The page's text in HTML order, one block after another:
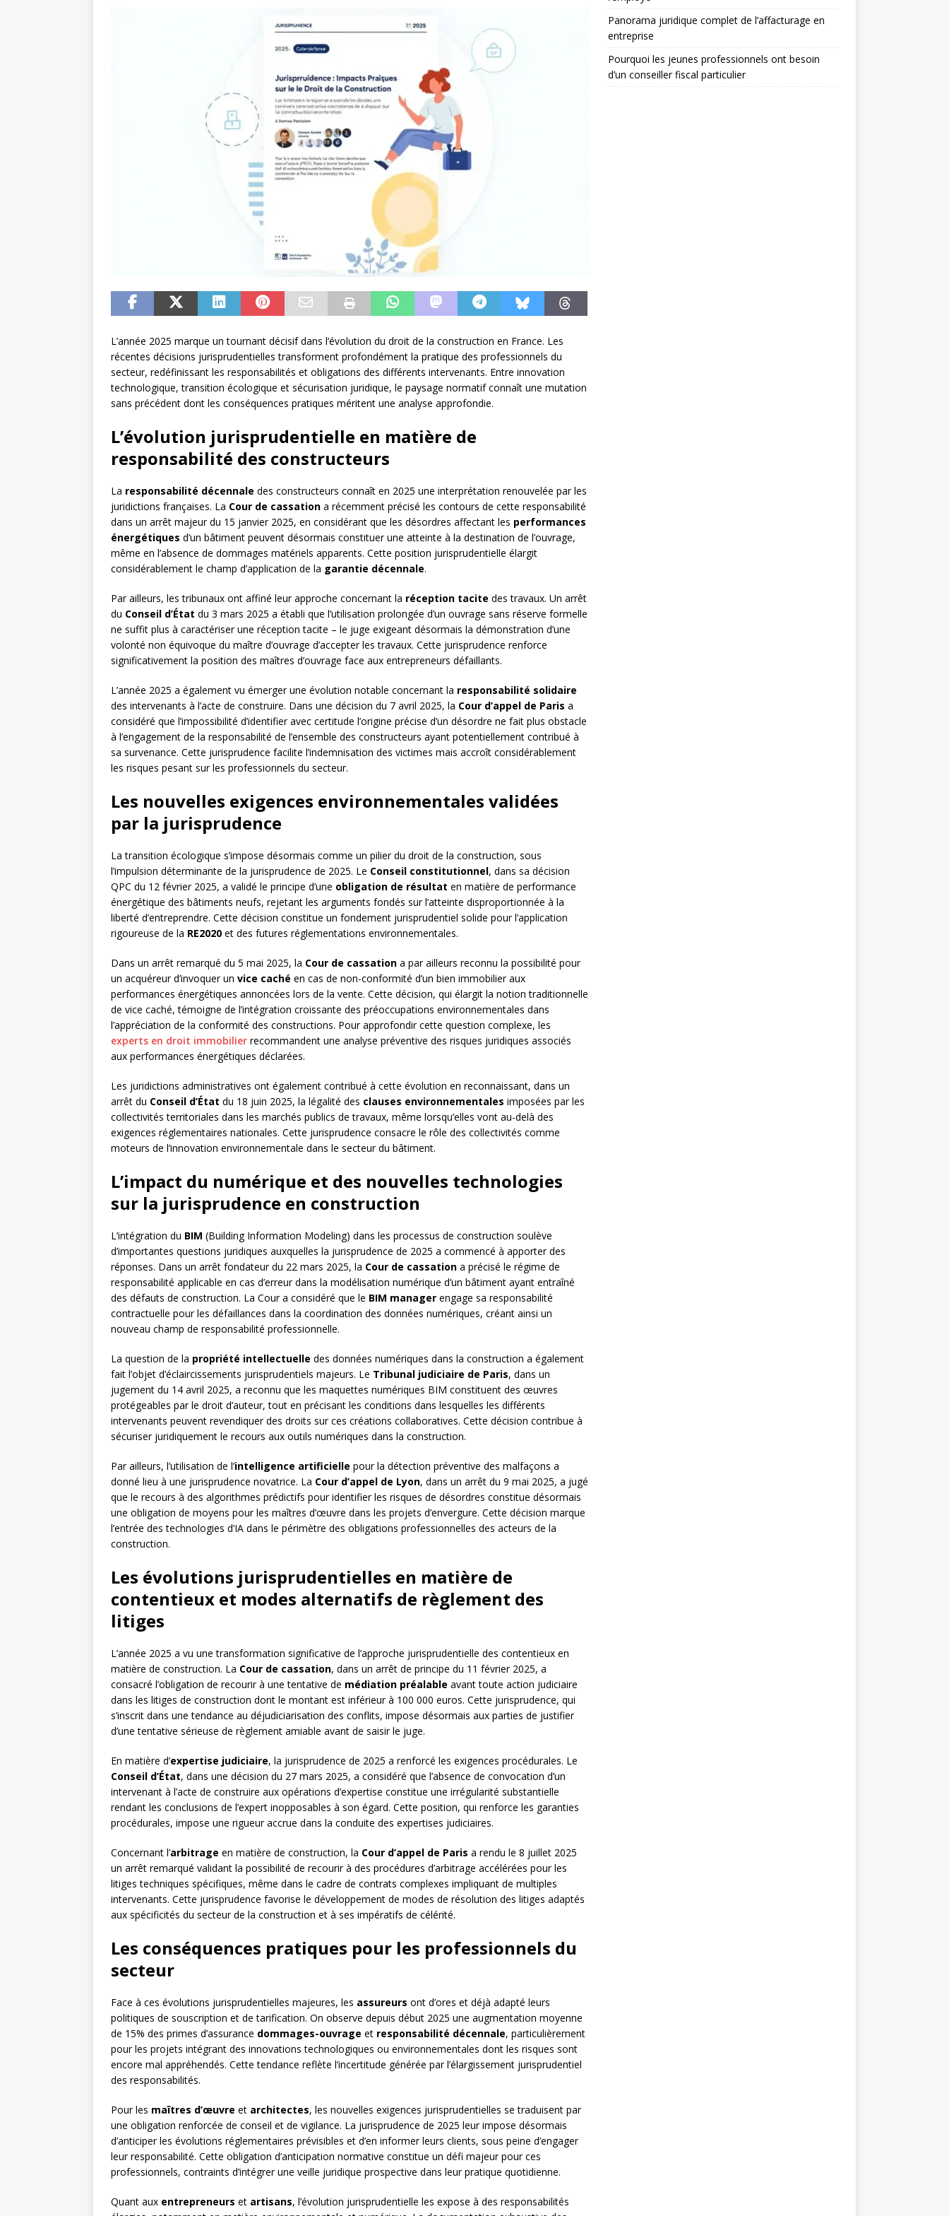
L’année 2025 marque un tournant décisif dans l’évolution du droit de la construction en France. Les
récentes décisions jurisprudentielles transforment profondément la pratique des professionnels du
secteur, redéfinissant les responsabilités et obligations des différents intervenants. Entre innovation
technologique, transition écologique et sécurisation juridique, le paysage normatif connaît une mutation
sans précédent dont les conséquences pratiques méritent une analyse approfondie.
L’évolution jurisprudentielle en matière de
responsabilité des constructeurs
La responsabilité décennale des constructeurs connaît en 2025 une interprétation renouvelée par les
juridictions françaises. La Cour de cassation a récemment précisé les contours de cette responsabilité
dans un arrêt majeur du 15 janvier 2025, en considérant que les désordres affectant les performances
énergétiques d’un bâtiment peuvent désormais constituer une atteinte à la destination de l’ouvrage,
même en l’absence de dommages matériels apparents. Cette position jurisprudentielle élargit
considérablement le champ d’application de la garantie décennale.
Par ailleurs, les tribunaux ont affiné leur approche concernant la réception tacite des travaux. Un arrêt
du Conseil d’État du 3 mars 2025 a établi que l’utilisation prolongée d’un ouvrage sans réserve formelle
ne suffit plus à caractériser une réception tacite – le juge exigeant désormais la démonstration d’une
volonté non équivoque du maître d’ouvrage d’accepter les travaux. Cette jurisprudence renforce
significativement la position des maîtres d’ouvrage face aux entrepreneurs défaillants.
L’année 2025 a également vu émerger une évolution notable concernant la responsabilité solidaire
des intervenants à l’acte de construire. Dans une décision du 7 avril 2025, la Cour d’appel de Paris a
considéré que l’impossibilité d’identifier avec certitude l’origine précise d’un désordre ne fait plus obstacle
à l’engagement de la responsabilité de l’ensemble des constructeurs ayant potentiellement contribué à
sa survenance. Cette jurisprudence facilite l’indemnisation des victimes mais accroît considérablement
les risques pesant sur les professionnels du secteur.
Les nouvelles exigences environnementales validées
par la jurisprudence
La transition écologique s’impose désormais comme un pilier du droit de la construction, sous
l’impulsion déterminante de la jurisprudence de 2025. Le Conseil constitutionnel, dans sa décision
QPC du 12 février 2025, a validé le principe d’une obligation de résultat en matière de performance
énergétique des bâtiments neufs, rejetant les arguments fondés sur l’atteinte disproportionnée à la
liberté d’entreprendre. Cette décision constitue un fondement jurisprudentiel solide pour l’application
rigoureuse de la RE2020 et des futures réglementations environnementales.
Dans un arrêt remarqué du 5 mai 2025, la Cour de cassation a par ailleurs reconnu la possibilité pour
un acquéreur d’invoquer un vice caché en cas de non-conformité d’un bien immobilier aux
performances énergétiques annoncées lors de la vente. Cette décision, qui élargit la notion traditionnelle
de vice caché, témoigne de l’intégration croissante des préoccupations environnementales dans
l’appréciation de la conformité des constructions. Pour approfondir cette question complexe, les
experts en droit immobilier recommandent une analyse préventive des risques juridiques associés
aux performances énergétiques déclarées.
Les juridictions administratives ont également contribué à cette évolution en reconnaissant, dans un
arrêt du Conseil d’État du 18 juin 2025, la légalité des clauses environnementales imposées par les
collectivités territoriales dans les marchés publics de travaux, même lorsqu’elles vont au-delà des
exigences réglementaires nationales. Cette jurisprudence consacre le rôle des collectivités comme
moteurs de l’innovation environnementale dans le secteur du bâtiment.
L’impact du numérique et des nouvelles technologies
sur la jurisprudence en construction
L’intégration du BIM (Building Information Modeling) dans les processus de construction soulève
d’importantes questions juridiques auxquelles la jurisprudence de 2025 a commencé à apporter des
réponses. Dans un arrêt fondateur du 22 mars 2025, la Cour de cassation a précisé le régime de
responsabilité applicable en cas d’erreur dans la modélisation numérique d’un bâtiment ayant entraîné
des défauts de construction. La Cour a considéré que le BIM manager engage sa responsabilité
contractuelle pour les défaillances dans la coordination des données numériques, créant ainsi un
nouveau champ de responsabilité professionnelle.
La question de la propriété intellectuelle des données numériques dans la construction a également
fait l’objet d’éclaircissements jurisprudentiels majeurs. Le Tribunal judiciaire de Paris, dans un
jugement du 14 avril 2025, a reconnu que les maquettes numériques BIM constituent des œuvres
protégeables par le droit d’auteur, tout en précisant les conditions dans lesquelles les différents
intervenants peuvent revendiquer des droits sur ces créations collaboratives. Cette décision contribue à
sécuriser juridiquement le recours aux outils numériques dans la construction.
Par ailleurs, l’utilisation de l’intelligence artificielle pour la détection préventive des malfaçons a
donné lieu à une jurisprudence novatrice. La Cour d’appel de Lyon, dans un arrêt du 9 mai 2025, a jugé
que le recours à des algorithmes prédictifs pour identifier les risques de désordres constitue désormais
une obligation de moyens pour les maîtres d’œuvre dans les projets d’envergure. Cette décision marque
l’entrée des technologies d’IA dans le périmètre des obligations professionnelles des acteurs de la
construction.
Les évolutions jurisprudentielles en matière de
contentieux et modes alternatifs de règlement des
litiges
L’année 2025 a vu une transformation significative de l’approche jurisprudentielle des contentieux en
matière de construction. La Cour de cassation, dans un arrêt de principe du 11 février 2025, a
consacré l’obligation de recourir à une tentative de médiation préalable avant toute action judiciaire
dans les litiges de construction dont le montant est inférieur à 100 000 euros. Cette jurisprudence, qui
s’inscrit dans une tendance au déjudiciarisation des conflits, impose désormais aux parties de justifier
d’une tentative sérieuse de règlement amiable avant de saisir le juge.
En matière d’expertise judiciaire, la jurisprudence de 2025 a renforcé les exigences procédurales. Le
Conseil d’État, dans une décision du 27 mars 2025, a considéré que l’absence de convocation d’un
intervenant à l’acte de construire aux opérations d’expertise constitue une irrégularité substantielle
rendant les conclusions de l’expert inopposables à son égard. Cette position, qui renforce les garanties
procédurales, impose une rigueur accrue dans la conduite des expertises judiciaires.
Concernant l’arbitrage en matière de construction, la Cour d’appel de Paris a rendu le 8 juillet 2025
un arrêt remarqué validant la possibilité de recourir à des procédures d’arbitrage accélérées pour les
litiges techniques spécifiques, même dans le cadre de contrats complexes impliquant de multiples
intervenants. Cette jurisprudence favorise le développement de modes de résolution des litiges adaptés
aux spécificités du secteur de la construction et à ses impératifs de célérité.
Les conséquences pratiques pour les professionnels du
secteur
Face à ces évolutions jurisprudentielles majeures, les assureurs ont d’ores et déjà adapté leurs
politiques de souscription et de tarification. On observe depuis début 2025 une augmentation moyenne
de 15% des primes d’assurance dommages-ouvrage et responsabilité décennale, particulièrement
pour les projets intégrant des innovations technologiques ou environnementales dont les risques sont
encore mal appréhendés. Cette tendance reflète l’incertitude générée par l’élargissement jurisprudentiel
des responsabilités.
Pour les maîtres d’œuvre et architectes, les nouvelles exigences jurisprudentielles se traduisent par
une obligation renforcée de conseil et de vigilance. La jurisprudence de 2025 leur impose désormais
d’anticiper les évolutions réglementaires prévisibles et d’en informer leurs clients, sous peine d’engager
leur responsabilité. Cette obligation d’anticipation normative constitue un défi majeur pour ces
professionnels, contraints d’intégrer une veille juridique prospective dans leur pratique quotidienne.
Quant aux entrepreneurs et artisans, l’évolution jurisprudentielle les expose à des responsabilités
Panorama juridique complet de l’affacturage en
entreprise
Pourquoi les jeunes professionnels ont besoin
d’un conseiller fiscal particulier